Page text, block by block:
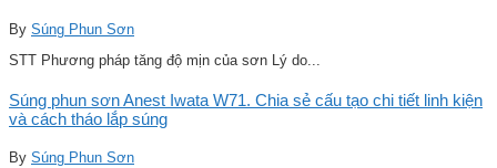
By Súng Phun Sơn
STT Phương pháp tăng độ mịn của sơn Lý do...
Súng phun sơn Anest Iwata W71. Chia sẻ cấu tạo chi tiết linh kiện
và cách tháo lắp súng
By Súng Phun Sơn